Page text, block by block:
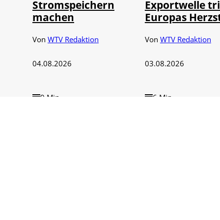
Stromspeichern
machen
Von WTV Redaktion
04.08.2026
9 Min.
Exportwelle
Europas
Von WTV Redaktion
03.08.2026
6 Min.